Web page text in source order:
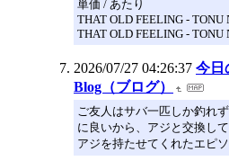
単価 / あたり
THAT OLD FEELING - TONU
THAT OLD FEELING - TONU
2026/07/27 04:26:37 今日
Blog（ブログ）
ご友人はサバ一匹しか釣れ
に良いから、アジと交換し
アジを持たせてくれたエピ